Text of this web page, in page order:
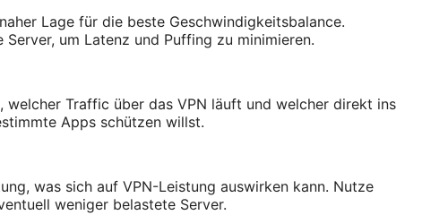
Lage für die beste Geschwindigkeitsbalance.
Server, um Latenz und Puffing zu minimieren.
welcher Traffic über das VPN läuft und welcher direkt ins
Apps schützen willst.
was sich auf VPN-Leistung auswirken kann. Nutze
weniger belastete Server.